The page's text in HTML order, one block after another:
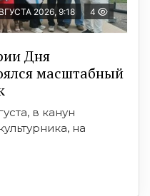
2026, 9:18 4
Дня
масштабный
в канун
на